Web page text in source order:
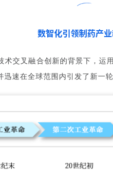
数智化引领制药产
术交叉融合创新的背景下，运
速在全球范围内引发了新一轮